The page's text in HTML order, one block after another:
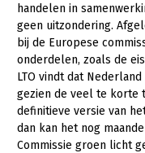
Nieuws
Nieuwsabonnement
Webinars
Over LTO
LTO Nederland
handelen in
geen uitzondering.
bij de Europese
onderdelen, zoals de
LTO vindt dat
gezien de veel te korte
definitieve versie van
dan kan het nog
Commissie groen licht